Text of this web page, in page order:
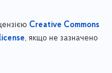
Creative Commons
, якщо не зазначено